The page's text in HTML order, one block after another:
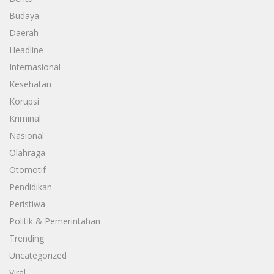
Budaya
Daerah
Headline
Internasional
Kesehatan
Korupsi
Kriminal
Nasional
Olahraga
Otomotif
Pendidikan
Peristiwa
Politik & Pemerintahan
Trending
Uncategorized